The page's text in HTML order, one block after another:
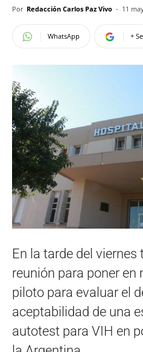
Por Redacción Carlos Paz Vivo - 11
WhatsApp +
En la tarde del
reunión para poner en
piloto para evaluar el
aceptabilidad de una
autotest para VIH en